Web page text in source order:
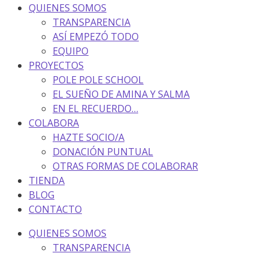
QUIENES SOMOS
TRANSPARENCIA
ASÍ EMPEZÓ TODO
EQUIPO
PROYECTOS
POLE POLE SCHOOL
EL SUEÑO DE AMINA Y SALMA
EN EL RECUERDO…
COLABORA
HAZTE SOCIO/A
DONACIÓN PUNTUAL
OTRAS FORMAS DE COLABORAR
TIENDA
BLOG
CONTACTO
QUIENES SOMOS
TRANSPARENCIA